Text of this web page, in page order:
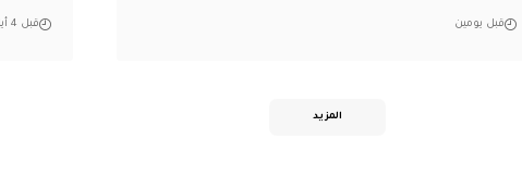
قبل يومين قبل 4 أيام
المزيد